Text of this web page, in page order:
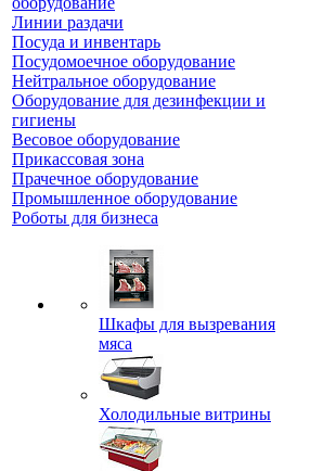
Линии раздачи
Посуда и инвентарь
Посудомоечное оборудование
Нейтральное оборудование
Оборудование для дезинфекции и
гигиены
Весовое оборудование
Прикассовая зона
Прачечное оборудование
Промышленное оборудование
Роботы для бизнеса
Шкафы для вызревания
мяса
Холодильные витрины